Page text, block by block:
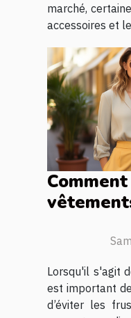
marché,
accessoires et
confort ?
Lorsqu'il s'agit
est important
d’éviter les